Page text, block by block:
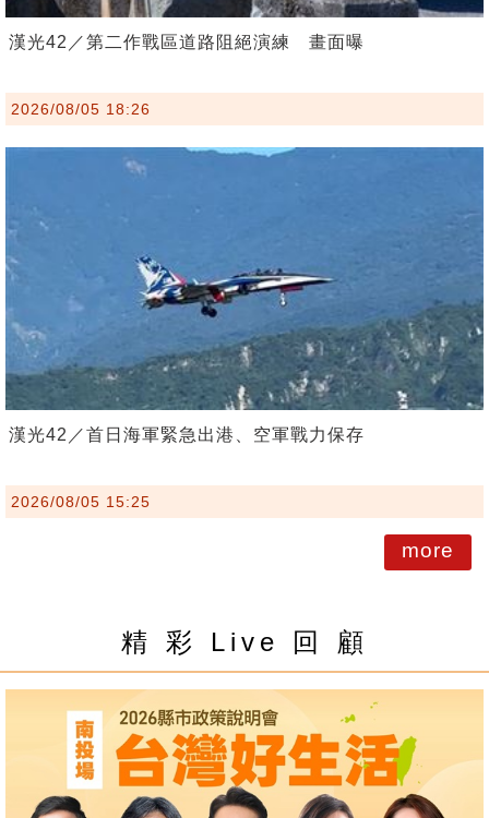
漢光42／第二作戰區道路阻絕演練 畫面曝
2026/08/05 18:26
漢光42／首日海軍緊急出港、空軍戰力保存
2026/08/05 15:25
more
精 彩 Live 回 顧